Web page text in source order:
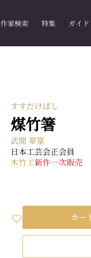
作家検索 特集 ガイド
すすだけばし
煤竹箸
武関 翠篁
日本工芸会正会員
木竹工新作一次販売
カー